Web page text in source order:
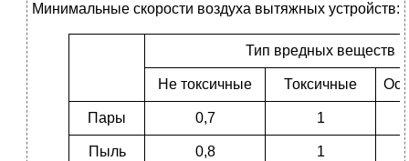
Минимальные скорости воздуха вытяжных устройств:
Тип вредных веществ
Не токсичные Токсичные
Пары 0,7 1
Пыль 0,8 1